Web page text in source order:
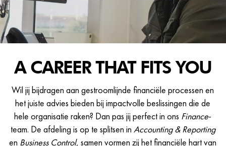
A CAREER THAT FITS YOU
Wil jij bijdragen aan gestroomlijnde financiële processen en
het juiste advies bieden bij impactvolle beslissingen die de
hele organisatie raken? Dan pas jij perfect in ons Finance-
team. De afdeling is op te splitsen in Accounting & Reporting
en Business Control, samen vormen zij het financiële hart van